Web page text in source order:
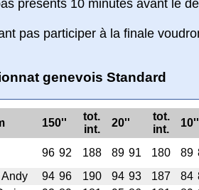
présents 10 minutes avant le
pas participer à la finale
genevois Standard
150''
tot.
int.
20''
tot.
int.
10''
96 92 188 89 91 180 89
Andy 94 96 190 94 93 187 84